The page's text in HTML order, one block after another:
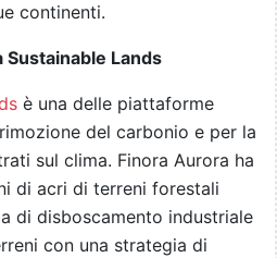
continenti.
Lands
è una delle piattaforme
del carbonio e per la
sul clima. Finora Aurora ha
di acri di terreni forestali
di disboscamento industriale
con una strategia di